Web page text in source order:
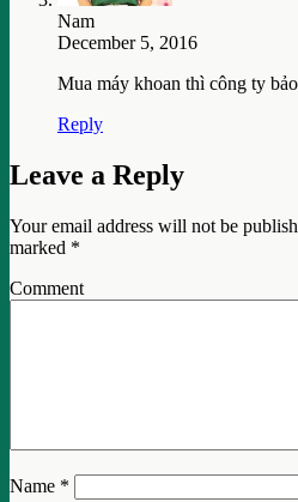
Nam
December 5, 2016
Mua máy khoan thì công ty
Reply
Leave a Reply
Your email address will not be
marked *
Comment
Name *